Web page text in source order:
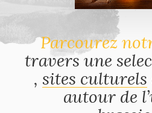
Parcourez
travers une
, sites culturels
autour de